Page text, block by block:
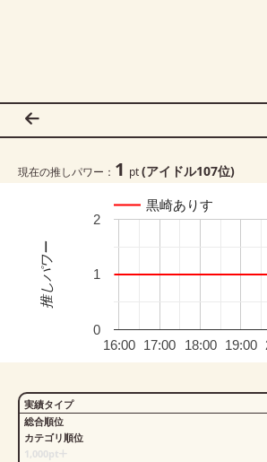
現在の推しパワー： 1 pt(アイドル107位)
黒崎ありす
16:00 18:00
17:00 19:00
0
1
2
推しパワー
実績タイプ
総合順位
カテゴリ順位
1,000pt